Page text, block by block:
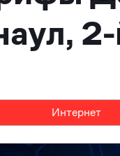
Интернет